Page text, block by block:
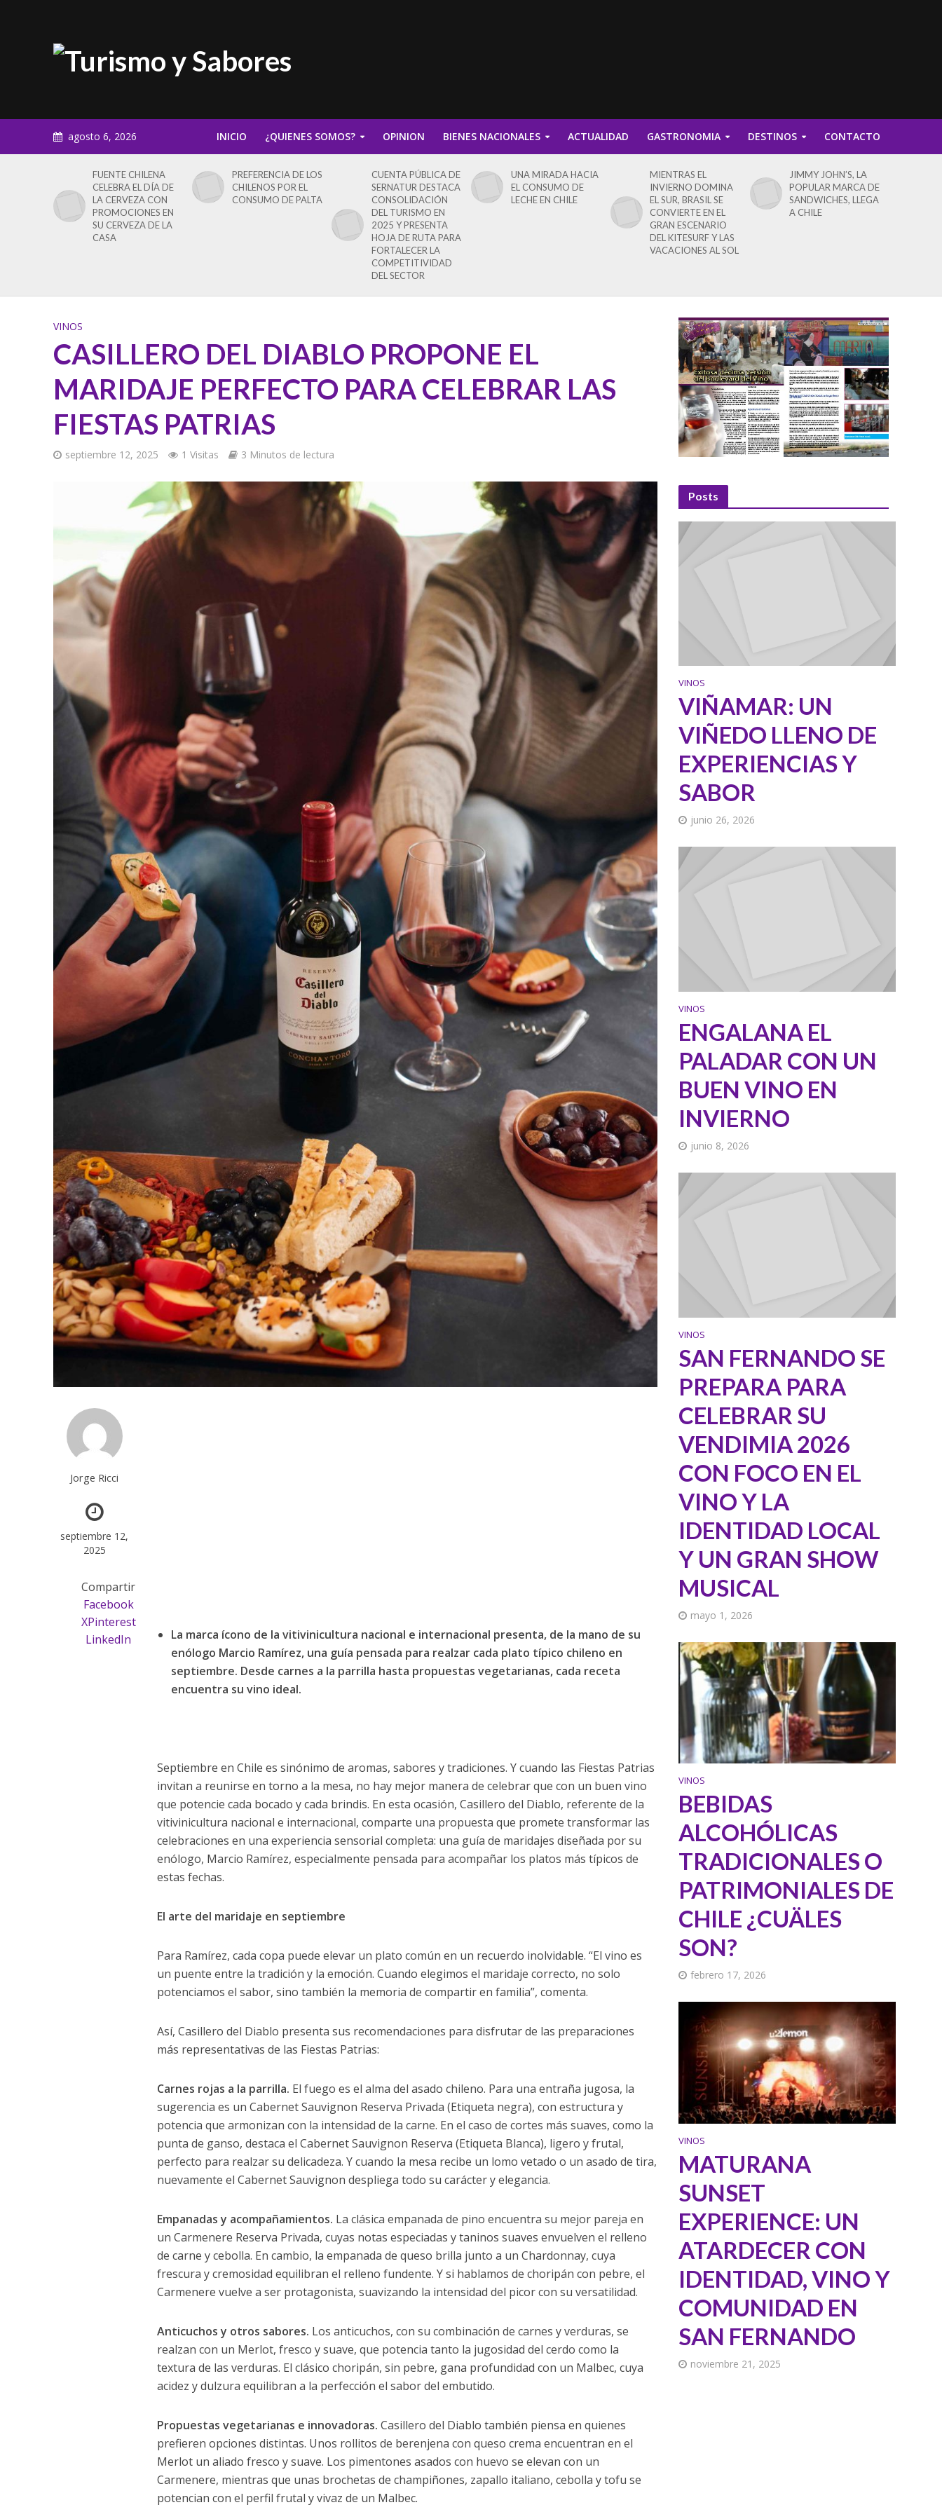
agosto 6, 2026 INICIO ¿QUIENES SOMOS? OPINION BIENES NACIONALES ACTUALIDAD GASTRONOMIA DESTINOS CONTACTO
FUENTE CHILENA
CELEBRA EL DÍA DE
LA CERVEZA CON
PROMOCIONES EN
SU CERVEZA DE LA
CASA
PREFERENCIA DE LOS
CHILENOS POR EL
CONSUMO DE PALTA
CUENTA PÚBLICA DE
SERNATUR DESTACA
CONSOLIDACIÓN
DEL TURISMO EN
2025 Y PRESENTA
HOJA DE RUTA PARA
FORTALECER LA
COMPETITIVIDAD
DEL SECTOR
UNA MIRADA HACIA
EL CONSUMO DE
LECHE EN CHILE
MIENTRAS EL
INVIERNO DOMINA
EL SUR, BRASIL SE
CONVIERTE EN EL
GRAN ESCENARIO
DEL KITESURF Y LAS
VACACIONES AL SOL
JIMMY JOHN’S, LA
POPULAR MARCA DE
SANDWICHES, LLEGA
A CHILE
VINOS
CASILLERO DEL DIABLO PROPONE EL
MARIDAJE PERFECTO PARA CELEBRAR LAS
FIESTAS PATRIAS
septiembre 12, 2025 1 Visitas 3 Minutos de lectura
Jorge Ricci
septiembre 12,
2025
Compartir
Facebook
XPinterest
LinkedIn
La marca ícono de la vitivinicultura nacional e internacional presenta, de la mano de su
enólogo Marcio Ramírez, una guía pensada para realzar cada plato típico chileno en
septiembre. Desde carnes a la parrilla hasta propuestas vegetarianas, cada receta
encuentra su vino ideal.
Septiembre en Chile es sinónimo de aromas, sabores y tradiciones. Y cuando las Fiestas Patrias
invitan a reunirse en torno a la mesa, no hay mejor manera de celebrar que con un buen vino
que potencie cada bocado y cada brindis. En esta ocasión, Casillero del Diablo, referente de la
vitivinicultura nacional e internacional, comparte una propuesta que promete transformar las
celebraciones en una experiencia sensorial completa: una guía de maridajes diseñada por su
enólogo, Marcio Ramírez, especialmente pensada para acompañar los platos más típicos de
estas fechas.
El arte del maridaje en septiembre
Para Ramírez, cada copa puede elevar un plato común en un recuerdo inolvidable. “El vino es
un puente entre la tradición y la emoción. Cuando elegimos el maridaje correcto, no solo
potenciamos el sabor, sino también la memoria de compartir en familia”, comenta.
Así, Casillero del Diablo presenta sus recomendaciones para disfrutar de las preparaciones
más representativas de las Fiestas Patrias:
Carnes rojas a la parrilla. El fuego es el alma del asado chileno. Para una entraña jugosa, la
sugerencia es un Cabernet Sauvignon Reserva Privada (Etiqueta negra), con estructura y
potencia que armonizan con la intensidad de la carne. En el caso de cortes más suaves, como la
punta de ganso, destaca el Cabernet Sauvignon Reserva (Etiqueta Blanca), ligero y frutal,
perfecto para realzar su delicadeza. Y cuando la mesa recibe un lomo vetado o un asado de tira,
nuevamente el Cabernet Sauvignon despliega todo su carácter y elegancia.
Empanadas y acompañamientos. La clásica empanada de pino encuentra su mejor pareja en
un Carmenere Reserva Privada, cuyas notas especiadas y taninos suaves envuelven el relleno
de carne y cebolla. En cambio, la empanada de queso brilla junto a un Chardonnay, cuya
frescura y cremosidad equilibran el relleno fundente. Y si hablamos de choripán con pebre, el
Carmenere vuelve a ser protagonista, suavizando la intensidad del picor con su versatilidad.
Anticuchos y otros sabores. Los anticuchos, con su combinación de carnes y verduras, se
realzan con un Merlot, fresco y suave, que potencia tanto la jugosidad del cerdo como la
textura de las verduras. El clásico choripán, sin pebre, gana profundidad con un Malbec, cuya
acidez y dulzura equilibran a la perfección el sabor del embutido.
Propuestas vegetarianas e innovadoras. Casillero del Diablo también piensa en quienes
prefieren opciones distintas. Unos rollitos de berenjena con queso crema encuentran en el
Merlot un aliado fresco y suave. Los pimentones asados con huevo se elevan con un
Carmenere, mientras que unas brochetas de champiñones, zapallo italiano, cebolla y tofu se
potencian con el perfil frutal y vivaz de un Malbec.
Posts
VINOS
VIÑAMAR: UN
VIÑEDO LLENO DE
EXPERIENCIAS Y
SABOR
junio 26, 2026
VINOS
ENGALANA EL
PALADAR CON UN
BUEN VINO EN
INVIERNO
junio 8, 2026
VINOS
SAN FERNANDO SE
PREPARA PARA
CELEBRAR SU
VENDIMIA 2026
CON FOCO EN EL
VINO Y LA
IDENTIDAD LOCAL
Y UN GRAN SHOW
MUSICAL
mayo 1, 2026
VINOS
BEBIDAS
ALCOHÓLICAS
TRADICIONALES O
PATRIMONIALES DE
CHILE ¿CUÄLES
SON?
febrero 17, 2026
VINOS
MATURANA
SUNSET
EXPERIENCE: UN
ATARDECER CON
IDENTIDAD, VINO Y
COMUNIDAD EN
SAN FERNANDO
noviembre 21, 2025